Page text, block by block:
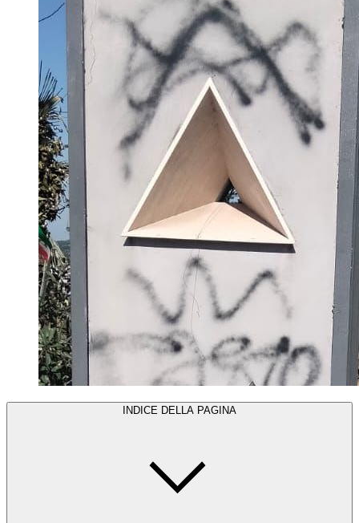
INDICE DELLA PAGINA